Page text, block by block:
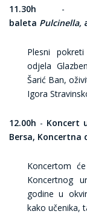
11.30h
baleta Pulcinella,
Plesni
odjela
Šarić Ban,
Igora
12.00h - Koncert
Bersa, Koncertna
Koncertom
Koncertnog
godine u
kako učenika,